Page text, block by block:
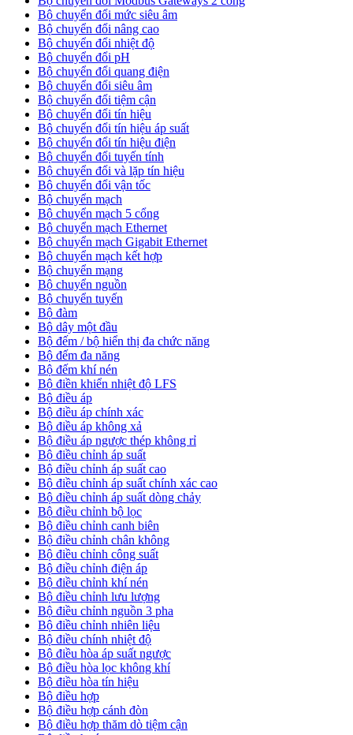
Bộ chuyển đổi mức siêu âm
Bộ chuyển đổi nâng cao
Bộ chuyển đổi nhiệt độ
Bộ chuyển đổi pH
Bộ chuyển đổi quang điện
Bộ chuyển đổi siêu âm
Bộ chuyển đổi tiệm cận
Bộ chuyển đổi tín hiệu
Bộ chuyển đổi tín hiệu áp suất
Bộ chuyển đổi tín hiệu điện
Bộ chuyển đổi tuyến tính
Bộ chuyển đổi và lặp tín hiệu
Bộ chuyển đổi vận tốc
Bộ chuyển mạch
Bộ chuyển mạch 5 cổng
Bộ chuyển mạch Ethernet
Bộ chuyển mạch Gigabit Ethernet
Bộ chuyển mạch kết hợp
Bộ chuyển mạng
Bộ chuyển nguồn
Bộ chuyển tuyến
Bộ đàm
Bộ dây một đầu
Bộ đếm / bộ hiển thị đa chức năng
Bộ đếm đa năng
Bộ đếm khí nén
Bộ điền khiển nhiệt độ LFS
Bộ điều áp
Bộ điều áp chính xác
Bộ điều áp không xả
Bộ điều áp ngược thép không rỉ
Bộ điều chỉnh áp suất
Bộ điều chỉnh áp suất cao
Bộ điều chỉnh áp suất chính xác cao
Bộ điều chỉnh áp suất dòng chảy
Bộ điều chỉnh bộ lọc
Bộ điều chỉnh canh biên
Bộ điều chỉnh chân không
Bộ điều chỉnh công suất
Bộ điều chỉnh điện áp
Bộ điều chỉnh khí nén
Bộ điều chỉnh lưu lượng
Bộ điều chỉnh nguồn 3 pha
Bộ điều chỉnh nhiên liệu
Bộ điều chính nhiệt độ
Bộ điều hòa áp suất ngược
Bộ điều hòa lọc không khí
Bộ điều hòa tín hiệu
Bộ điều hợp
Bộ điều hợp cánh đòn
Bộ điều hợp thăm dò tiệm cận